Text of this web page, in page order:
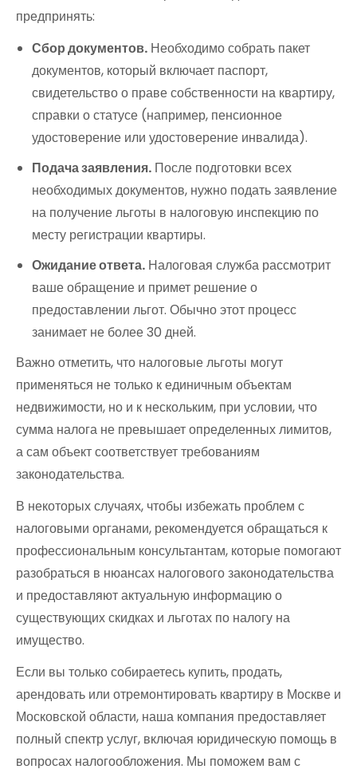
предпринять:
Сбор документов. Необходимо собрать пакет
документов, который включает паспорт,
свидетельство о праве собственности на квартиру,
справки о статусе (например, пенсионное
удостоверение или удостоверение инвалида).
Подача заявления. После подготовки всех
необходимых документов, нужно подать заявление
на получение льготы в налоговую инспекцию по
месту регистрации квартиры.
Ожидание ответа. Налоговая служба рассмотрит
ваше обращение и примет решение о
предоставлении льгот. Обычно этот процесс
занимает не более 30 дней.
Важно отметить, что налоговые льготы могут
применяться не только к единичным объектам
недвижимости, но и к нескольким, при условии, что
сумма налога не превышает определенных лимитов,
а сам объект соответствует требованиям
законодательства.
В некоторых случаях, чтобы избежать проблем с
налоговыми органами, рекомендуется обращаться к
профессиональным консультантам, которые помогают
разобраться в нюансах налогового законодательства
и предоставляют актуальную информацию о
существующих скидках и льготах по налогу на
имущество.
Если вы только собираетесь купить, продать,
арендовать или отремонтировать квартиру в Москве и
Московской области, наша компания предоставляет
полный спектр услуг, включая юридическую помощь в
вопросах налогообложения. Мы поможем вам с